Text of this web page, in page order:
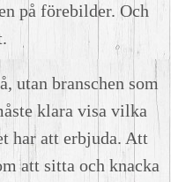
på förebilder. Och
utan branschen som
klara visa vilka
har att erbjuda. Att
att sitta och knacka